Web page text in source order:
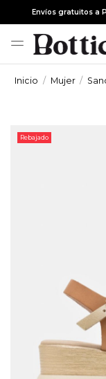
Envíos gratuitos a
Inicio Mujer
Rebajado